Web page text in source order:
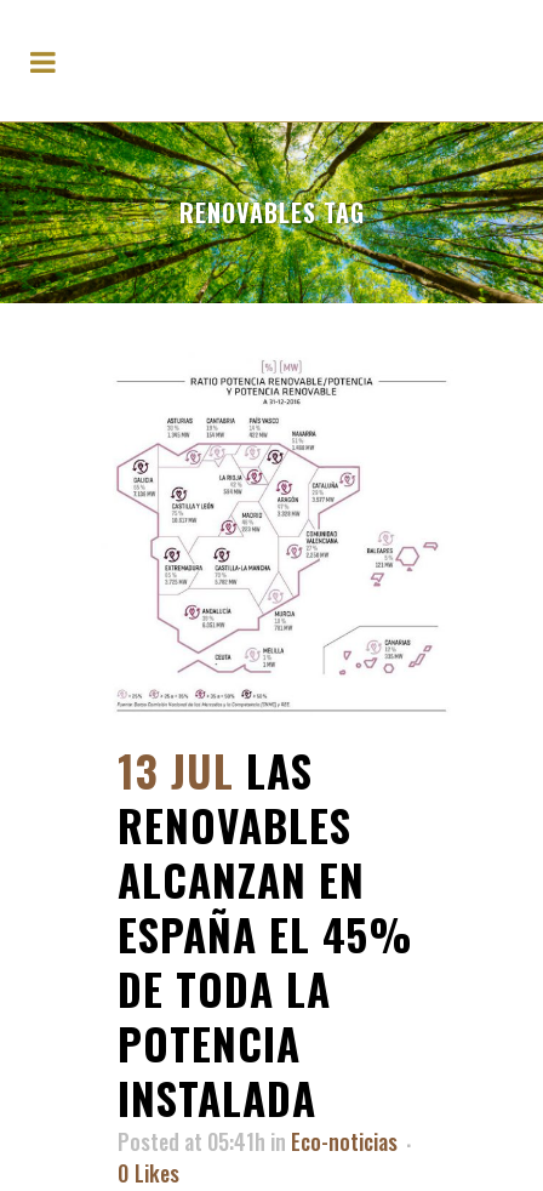
RENOVABLES TAG
13 JUL LAS
RENOVABLES
ALCANZAN EN
ESPAÑA EL 45%
DE TODA LA
POTENCIA
INSTALADA
Posted at 05:41h in Eco-noticias
0 Likes